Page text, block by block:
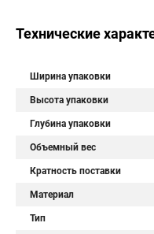
Технические
Ширина упаковки
Высота упаковки
Глубина упаковки
Объемный вес
Кратность поставки
Материал
Тип